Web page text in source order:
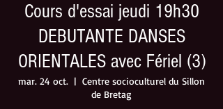
Cours d'essai jeudi 19h30
DEBUTANTE DANSES
ORIENTALES avec Fériel (3)
mar. 24 oct.
  |
Centre socioculturel du Sillon
de Bretag